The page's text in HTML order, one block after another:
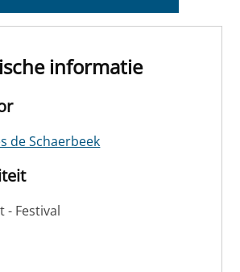
informatie
de Schaerbeek
- Festival